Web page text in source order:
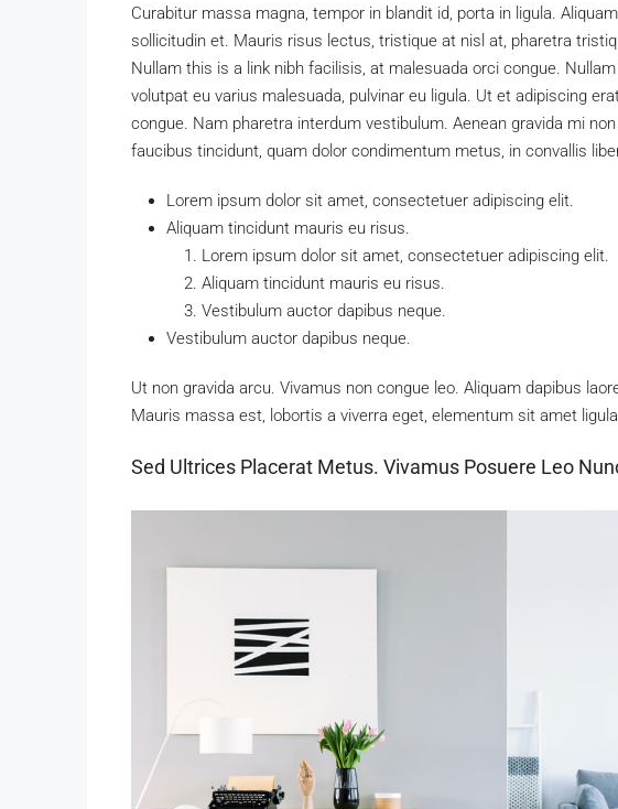
Curabitur massa magna, tempor in blandit id, porta in ligula.
sollicitudin et. Mauris risus lectus, tristique at nisl at, pharetra
Nullam this is a link nibh facilisis, at malesuada orci congue.
volutpat eu varius malesuada, pulvinar eu ligula. Ut et adipiscing
congue. Nam pharetra interdum vestibulum. Aenean gravida mi
faucibus tincidunt, quam dolor condimentum metus, in convallis
Lorem ipsum dolor sit amet, consectetuer adipiscing elit.
Aliquam tincidunt mauris eu risus.
Lorem ipsum dolor sit amet, consectetuer adipiscing elit.
Aliquam tincidunt mauris eu risus.
Vestibulum auctor dapibus neque.
Vestibulum auctor dapibus neque.
Ut non gravida arcu. Vivamus non congue leo. Aliquam dapibus
Mauris massa est, lobortis a viverra eget, elementum sit amet
Sed Ultrices Placerat Metus. Vivamus Posuere Leo